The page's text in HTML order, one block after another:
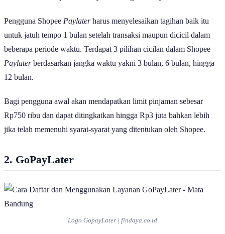
Pengguna Shopee Paylaterharus menyelesaikan tagihan baik itu
untuk jatuh tempo 1 bulan setelah transaksi maupun dicicil dalam
beberapa periode waktu. Terdapat 3 pilihan cicilan dalam Shopee
Paylaterberdasarkan jangka waktu yakni 3 bulan, 6 bulan, hingga
12 bulan.
Bagi pengguna awal akan mendapatkan limit pinjaman sebesar
Rp750 ribu dan dapat ditingkatkan hingga Rp3 juta bahkan lebih
jika telah memenuhi syarat-syarat yang ditentukan oleh Shopee.
2. GoPayLater
Logo GopayLater | findaya.co.id